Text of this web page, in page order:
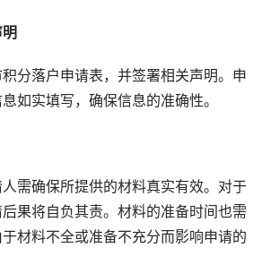
分落户申请表，并签署相关声明。申
如实填写，确保信息的准确性。
需确保所提供的材料真实有效。对于
果将自负其责。材料的准备时间也需
材料不全或准备不充分而影响申请的